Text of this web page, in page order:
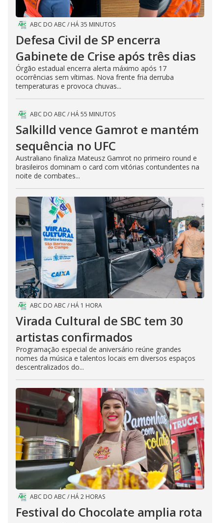
ABC DO ABC / HÁ 35 MINUTOS
Defesa Civil de SP encerra
Gabinete de Crise após três dias
Órgão estadual encerra alerta máximo após 17
ocorrências sem vítimas. Nova frente fria derruba
temperaturas e provoca chuvas...
ABC DO ABC / HÁ 55 MINUTOS
Salkilld vence Gamrot e mantém
sequência no UFC
Australiano finaliza Mateusz Gamrot no primeiro round e
brasileiros dominam o card com vitórias contundentes na
noite de combates...
ABC DO ABC / HÁ 1 HORA
Virada Cultural de SBC tem 30
artistas confirmados
Programação especial de aniversário reúne grandes
nomes da música e talentos locais em diversos espaços
descentralizados do...
ABC DO ABC / HÁ 2 HORAS
Festival do Chocolate amplia rota